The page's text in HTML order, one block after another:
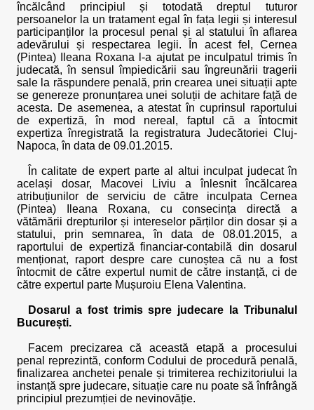
încălcând principiul și totodată dreptul tuturor
persoanelor la un tratament egal în fața legii și interesul
participanților la procesul penal și al statului în aflarea
adevărului și respectarea legii. În acest fel, Cernea
(Pintea) Ileana Roxana l-a ajutat pe inculpatul trimis în
judecată, în sensul împiedicării sau îngreunării tragerii
sale la răspundere penală, prin crearea unei situații apte
se genereze pronunțarea unei soluții de achitare față de
acesta. De asemenea, a atestat în cuprinsul raportului
de expertiză, în mod nereal, faptul că a întocmit
expertiza înregistrată la registratura Judecătoriei Cluj-
Napoca, în data de 09.01.2015.
În calitate de expert parte al altui inculpat judecat în
același dosar, Macovei Liviu a înlesnit încălcarea
atribuțiunilor de serviciu de către inculpata Cernea
(Pintea) Ileana Roxana, cu consecința directă a
vătămării drepturilor și intereselor părților din dosar și a
statului, prin semnarea, în data de 08.01.2015, a
raportului de expertiză financiar-contabilă din dosarul
menționat, raport despre care cunoștea că nu a fost
întocmit de către expertul numit de către instanță, ci de
către expertul parte Mușuroiu Elena Valentina.
Dosarul a fost trimis spre judecare la Tribunalul
București.
Facem precizarea că această etapă a procesului
penal reprezintă, conform Codului de procedură penală,
finalizarea anchetei penale și trimiterea rechizitoriului la
instanță spre judecare, situație care nu poate să înfrângă
principiul prezumției de nevinovăție.